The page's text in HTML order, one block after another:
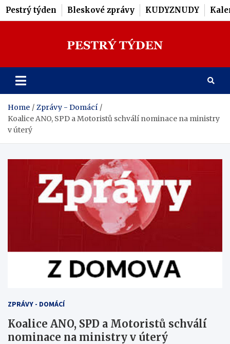
Pestrý týden Bleskové zprávy KUDYZNUDY
Pestrý Týden
Home
Zprávy - Domácí
Koalice ANO, SPD a Motoristů schválí nominace na ministry
v úterý
ZPRÁVY - DOMÁCÍ
Koalice ANO, SPD a Motoristů schválí
nominace na ministry v úterý